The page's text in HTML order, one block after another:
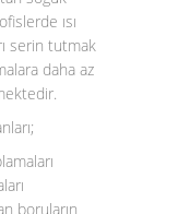
ısı
serin tutmak
daha az
boruların